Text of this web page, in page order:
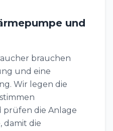
und
brauchen
und eine
Wir legen die
prüfen die Anlage
damit die